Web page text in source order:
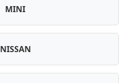
MINI
NISSAN